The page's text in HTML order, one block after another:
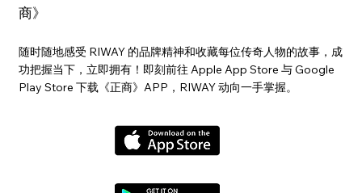
商》
随时随地感受 RIWAY 的品牌精神和收藏每位传奇人物的故事，成
功把握当下，立即拥有！即刻前往 Apple App Store 与 Google
Play Store 下载《正商》APP，RIWAY 动向一手掌握。